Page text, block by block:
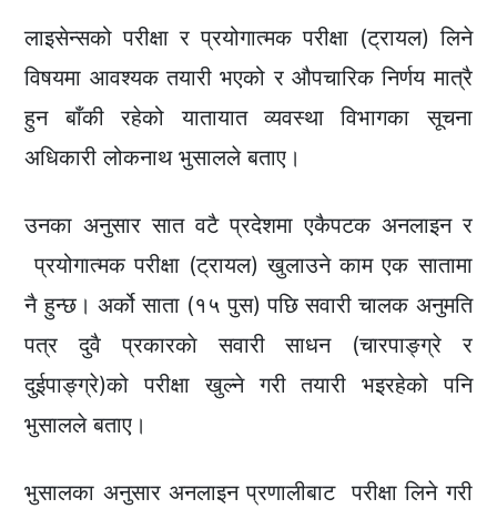
लाइसेन्सको परीक्षा र प्रयोगात्मक परीक्षा (ट्रायल) लिने
विषयमा आवश्यक तयारी भएको र औपचारिक निर्णय मात्रै
हुन बाँकी रहेको यातायात व्यवस्था विभागका सूचना
अधिकारी लोकनाथ भुसालले बताए।
उनका अनुसार सात वटै प्रदेशमा एकैपटक अनलाइन र
प्रयोगात्मक परीक्षा (ट्रायल) खुलाउने काम एक सातामा
नै हुन्छ। अर्को साता (१५ पुस) पछि सवारी चालक अनुमति
पत्र दुवै प्रकारकाे सवारी साधन (चारपाङ्ग्रे र
दुईपाङ्ग्रे)को परीक्षा खुल्ने गरी तयारी भइरहेको पनि
भुसालले बताए।
भुसालका अनुसार अनलाइन प्रणालीबाट परीक्षा लिने गरी